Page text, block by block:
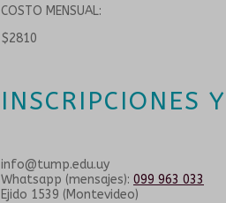
COSTO MENSUAL:
$2810
INSCRIPCIONES
info@tump.edu.uy
Whatsapp (mensajes): 099 963 033
Ejido 1539 (Montevideo)